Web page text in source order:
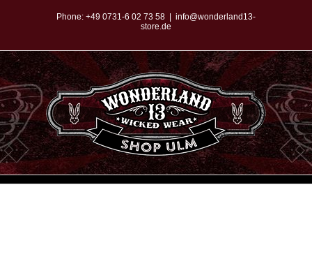
springen
Phone: +49 0731-6 02 73 58
info@wonderland13-
store.de